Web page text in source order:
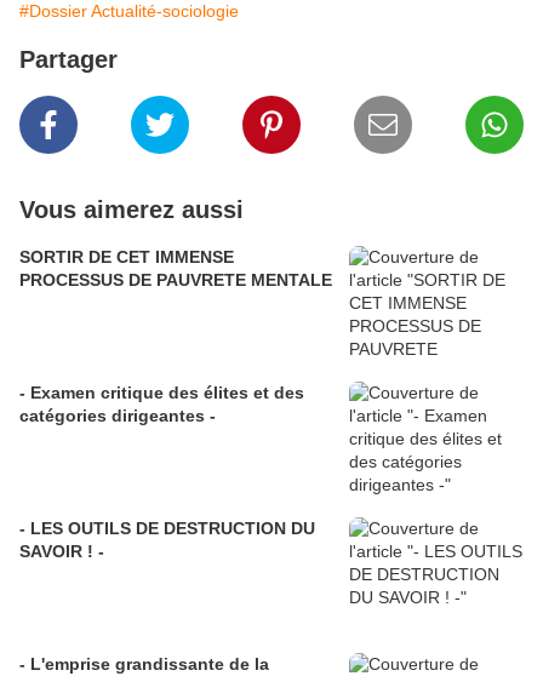
#Dossier Actualité-sociologie
Partager
Vous aimerez aussi
SORTIR DE CET IMMENSE
PROCESSUS DE PAUVRETE MENTALE
- Examen critique des élites et des
catégories dirigeantes -
- LES OUTILS DE DESTRUCTION DU
SAVOIR ! -
- L'emprise grandissante de la